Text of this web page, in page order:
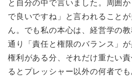
と自分の中で言いました。周囲
で良いですね」と言われること
ん。でも私の本心は、経営学の
通り「責任と権限のバランス」
権利がある分、それだけ重たい
るとプレッシャー以外の何者でも